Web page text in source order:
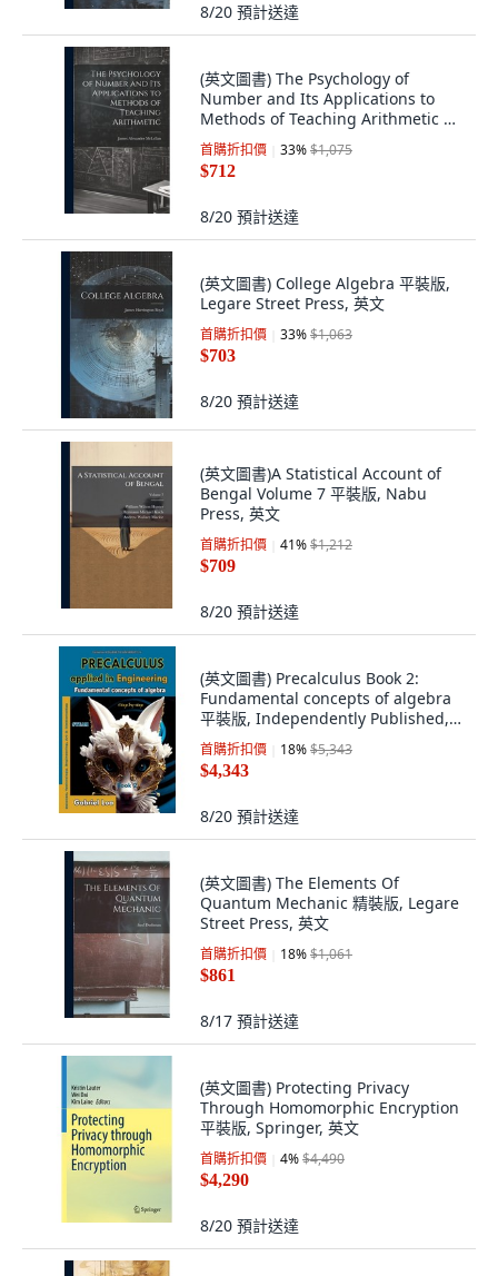
8/20 預計送達
(英文圖書) The Psychology of
Number and Its Applications to
Methods of Teaching Arithmetic 精
裝版, Legare Street Press, 英文
首購折扣價 33%$1,075
$712
8/20 預計送達
(英文圖書) College Algebra 平裝版,
Legare Street Press, 英文
首購折扣價 33%$1,063
$703
8/20 預計送達
(英文圖書)A Statistical Account of
Bengal Volume 7 平裝版, Nabu
Press, 英文
首購折扣價 41%$1,212
$709
8/20 預計送達
(英文圖書) Precalculus Book 2:
Fundamental concepts of algebra
平裝版, Independently Published,
英文
首購折扣價 18%$5,343
$4,343
8/20 預計送達
(英文圖書) The Elements Of
Quantum Mechanic 精裝版, Legare
Street Press, 英文
首購折扣價 18%$1,061
$861
8/17 預計送達
(英文圖書) Protecting Privacy
Through Homomorphic Encryption
平裝版, Springer, 英文
首購折扣價 4%$4,490
$4,290
8/20 預計送達